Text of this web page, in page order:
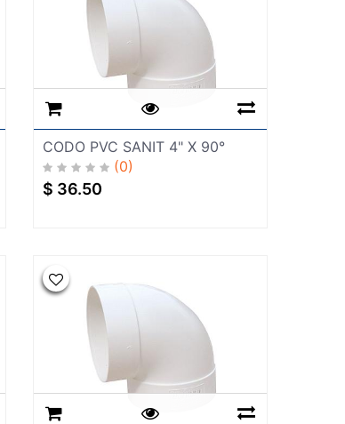
CODO PVC SANIT 4" X 90°
(0)
$ 36.50